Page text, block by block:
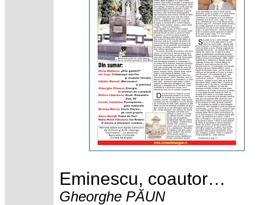
Eminescu, coautor…
Gheorghe PĂUN